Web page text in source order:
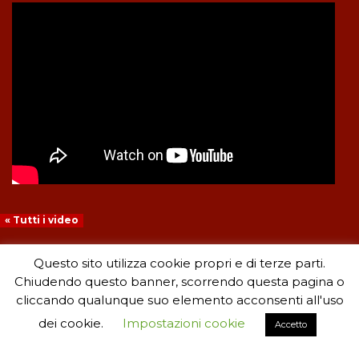
« Tutti i video
Questo sito utilizza cookie propri e di terze parti.
Chiudendo questo banner, scorrendo questa pagina o
cliccando qualunque suo elemento acconsenti all'uso
dei cookie.
Impostazioni cookie Accetto